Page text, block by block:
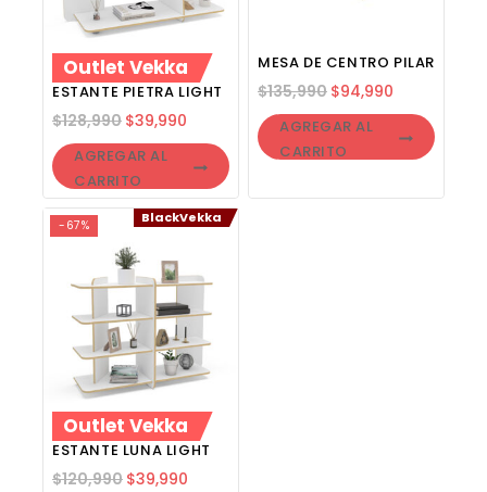
Outlet Vekka
ESTANTE PIETRA LIGHT
$128,990 $39,990
AGREGAR AL
CARRITO
MESA DE CENTRO PILAR
$135,990 $94,990
AGREGAR AL
CARRITO
-67% BlackVekka
Outlet Vekka
ESTANTE LUNA LIGHT
$120,990 $39,990